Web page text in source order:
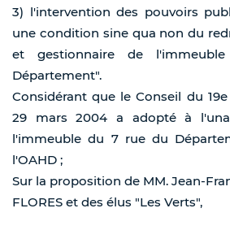
3) l'intervention des pouvoirs
une condition sine qua non du
et gestionnaire de
Département".
Considérant que le Conseil du
29 mars 2004 a adopté à
l'immeuble du 7 rue du
l'OAHD ;
Sur la proposition de MM. Jean-
FLORES et des élus "Les Verts",